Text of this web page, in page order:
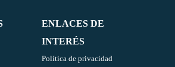
ENLACES DE
INTERÉS
Política de privacidad